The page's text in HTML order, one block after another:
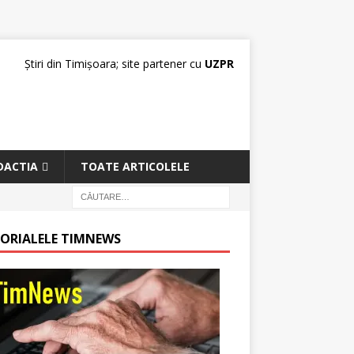
Știri din Timișoara; site partener cu UZPR
TOATE ARTICOLELE
TIMNEWS